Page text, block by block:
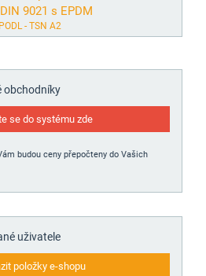
PODL - TSN A2
obchodníky
se do systému zde
budou ceny přepočteny do Vašich
uživatele
položky e-shopu